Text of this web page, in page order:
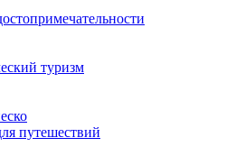
туризм
путешествий